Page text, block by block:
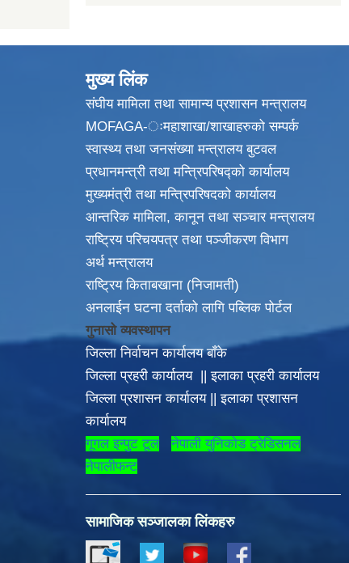
|
मुख्य लिंक
संघीय मामिला तथा सामान्य प्रशासन मन्त्रालय
MOFAGA-ःमहाशाखा/शाखाहरुको सम्पर्क
स्वास्थ्य तथा जनसंख्या मन्त्रालय बुटवल
प्रधानमन्त्री तथा मन्त्रिपरिषद्को कार्यालय
मुख्यमंत्री तथा मन्त्रिपरिषदको कार्यालय
आन्तरिक मामिला, कानून तथा सञ्चार मन्त्रालय
राष्ट्रिय परिचयपत्र तथा पञ्जीकरण विभाग
अर्थ मन्त्रालय
राष्ट्रिय किताबखाना (निजामती)
अनलाईन घटना दर्ताको लागि पब्लिक पोर्टल
गुनासो व्यवस्थापन
जिल्ला निर्वाचन कार्यालय बाँके
जिल्ला प्रहरी कार्यालय ||इलाका प्रहरी कार्यालय
जिल्ला प्रशासन कार्यालय||इलाका प्रशासन
कार्यालय
गूगल इन्पुट टूल
नेपाली युनिकोड ट्रेडिसनल
नेपालीफन्ट
सामाजिक सञ्जालका लिंकहरु